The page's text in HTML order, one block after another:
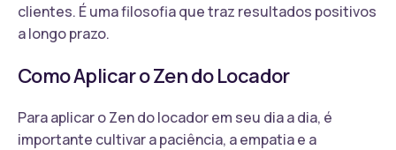
clientes. É uma filosofia que traz resultados positivos
a longo prazo.
Como Aplicar o Zen do Locador
Para aplicar o Zen do locador em seu dia a dia, é
importante cultivar a paciência, a empatia e a